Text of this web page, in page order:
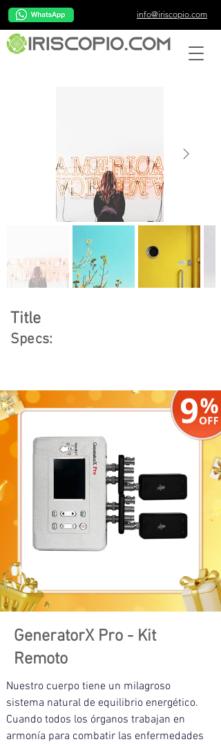
info@iriscopio.com
Title
Specs:
GeneratorX Pro - Kit
Remoto
Nuestro cuerpo tiene un milagroso
sistema natural de equilibrio energético.
Cuando todos los órganos trabajan en
armonía para combatir las enfermedades